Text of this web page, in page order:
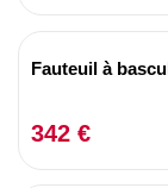
Fauteuil à
342 €